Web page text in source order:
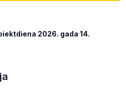
2026. gada 14.